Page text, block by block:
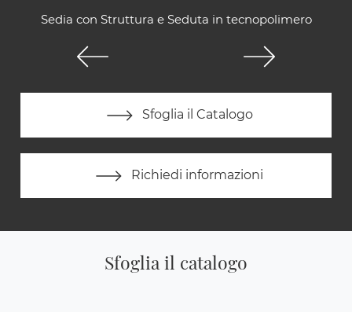
Sedia con Struttura e Seduta in tecnopolimero
Sfoglia il Catalogo
Richiedi informazioni
Sfoglia il catalogo